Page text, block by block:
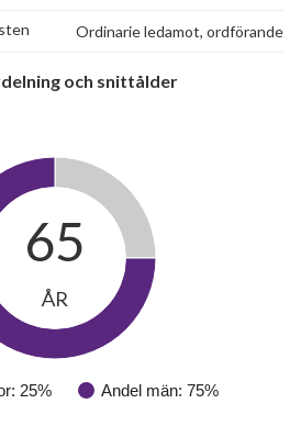
Ordinarie ledamot, ordförande
och snittålder
25% Andel män: 75%
65
ÅR